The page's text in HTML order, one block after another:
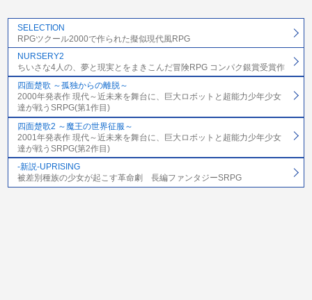
SELECTION
RPGツクール2000で作られた擬似現代風RPG
NURSERY2
ちいさな4人の、夢と現実とをまきこんだ冒険RPG コンパク銀賞受賞作
四面楚歌 ～孤独からの離脱～
2000年発表作 現代～近未来を舞台に、巨大ロボットと超能力少年少女
達が戦うSRPG(第1作目)
四面楚歌2 ～魔王の世界征服～
2001年発表作 現代～近未来を舞台に、巨大ロボットと超能力少年少女
達が戦うSRPG(第2作目)
-新説-UPRISING
被差別種族の少女が起こす革命劇 長編ファンタジーSRPG